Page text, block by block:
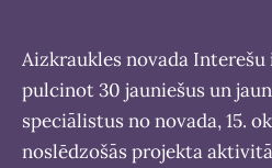
Aizkraukles novada
pulcinot 30 jauniešus un
speciālistus no novada, 15.
noslēdzošās projekta